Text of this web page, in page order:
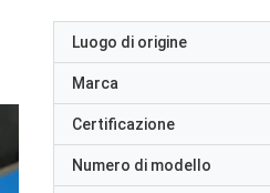
Luogo di origine
Marca
Certificazione
Numero di modello